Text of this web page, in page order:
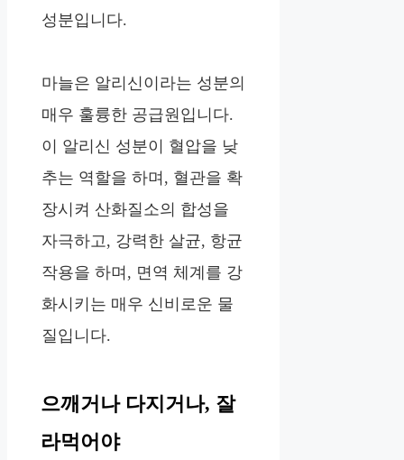
성분입니다.
마늘은 알리신이라는 성분의
매우 훌륭한 공급원입니다.
이 알리신 성분이 혈압을 낮
추는 역할을 하며, 혈관을 확
장시켜 산화질소의 합성을
자극하고, 강력한 살균, 항균
작용을 하며, 면역 체계를 강
화시키는 매우 신비로운 물
질입니다.
으깨거나 다지거나, 잘
라먹어야